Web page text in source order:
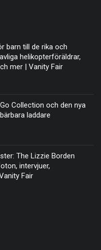
barn till de rika och
helikopterföräldrar,
mer | Vanity Fair
Collection och den nya
laddare
The Lizzie Borden
intervjuer,
Fair